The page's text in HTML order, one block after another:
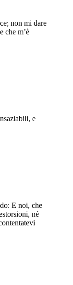
non mi dare
che m’è
e
E noi, che
né